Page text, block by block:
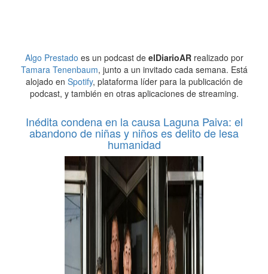
Algo Prestado es un podcast de elDiarioARrealizado por
Tamara Tenenbaum, junto a un invitado cada semana. Está
alojado en Spotify, plataforma líder para la publicación de
podcast, y también en otras aplicaciones de streaming.
Inédita condena en la causa Laguna Paiva: el
abandono de niñas y niños es delito de lesa
humanidad